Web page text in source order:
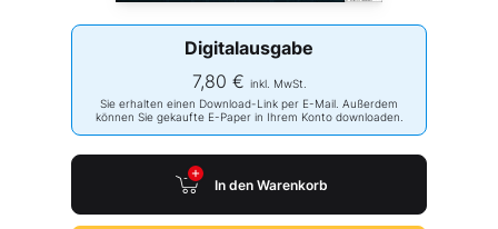
Digitalausgabe
7,80 € inkl. MwSt.
Sie erhalten einen Download-Link per E-Mail. Außerdem
können Sie gekaufte E-Paper in Ihrem Konto downloaden.
In den Warenkorb